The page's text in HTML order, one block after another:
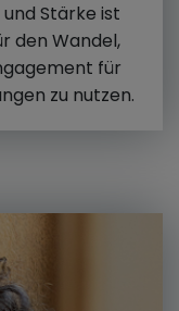
Stärke ist
den Wandel,
für
zu nutzen.